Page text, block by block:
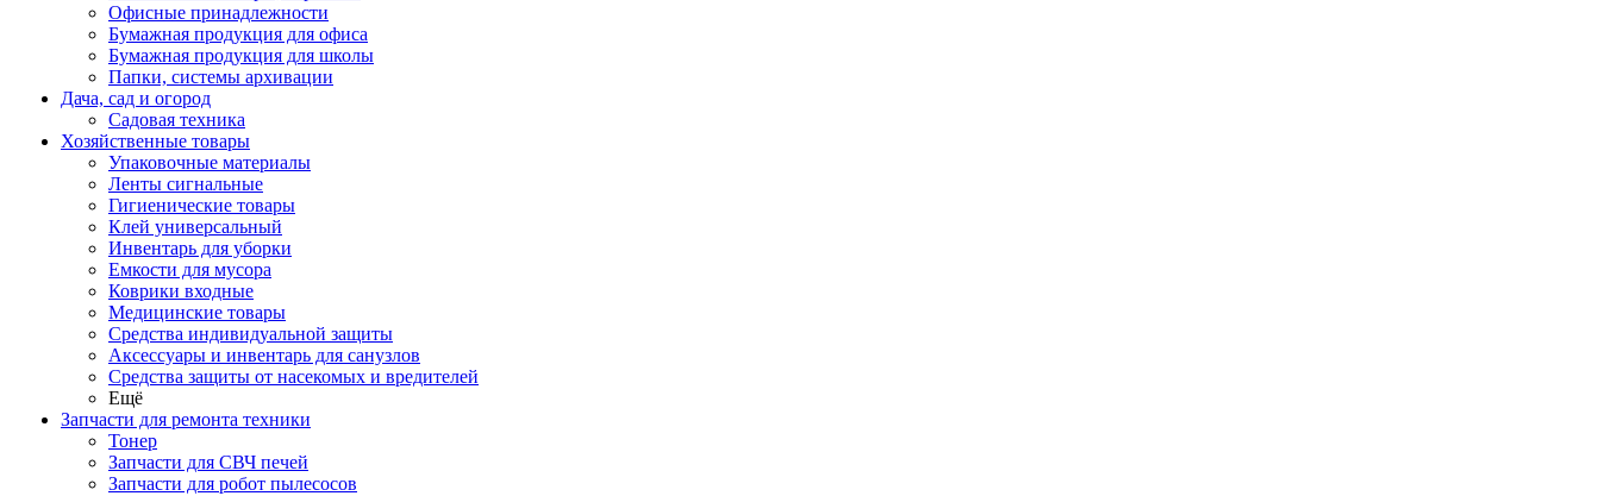
Офисные принадлежности
Бумажная продукция для офиса
Бумажная продукция для школы
Папки, системы архивации
Дача, сад и огород
Садовая техника
Хозяйственные товары
Упаковочные материалы
Ленты сигнальные
Гигиенические товары
Клей универсальный
Инвентарь для уборки
Емкости для мусора
Коврики входные
Медицинские товары
Средства индивидуальной защиты
Аксессуары и инвентарь для санузлов
Средства защиты от насекомых и вредителей
Ещё
Запчасти для ремонта техники
Тонер
Запчасти для СВЧ печей
Запчасти для робот пылесосов